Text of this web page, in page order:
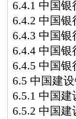
6.4.1 中国
6.4.2 中国
6.4.3 中国
6.4.4 中国
6.4.5 中国
6.5 中国建
6.5.1 中国
6.5.2 中国